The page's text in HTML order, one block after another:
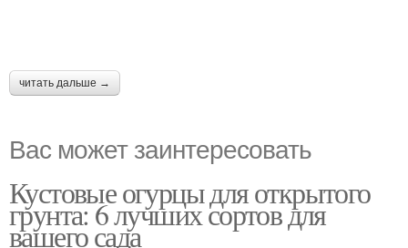
читать дальше →
Вас может заинтересовать
Кустовые огурцы для открытого
грунта: 6 лучших сортов для
вашего сада